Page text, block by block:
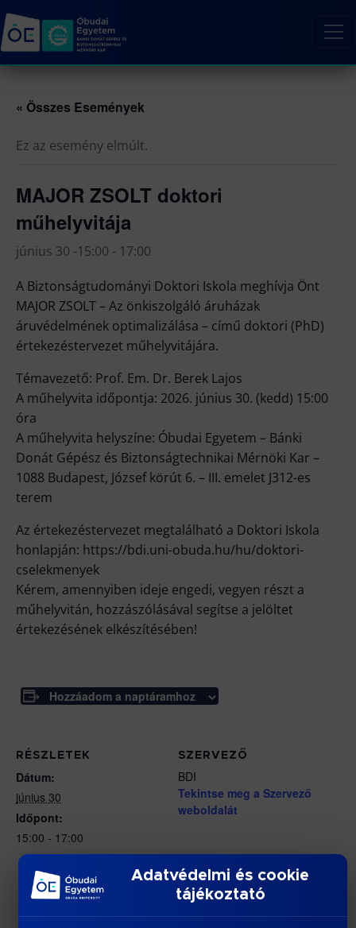
« Összes Események
Ez az esemény elmúlt.
MAJOR ZSOLT doktori
műhelyvitája
június 30 -15:00 - 17:00
A Biztonságtudományi Doktori Iskola meghívja Önt
MAJOR ZSOLT – Az önkiszolgáló áruházak
áruvédelmének optimalizálása – című doktori (PhD)
értekezéstervezet műhelyvitájára.
Témavezető: Prof. Em. Dr. Berek Lajos
A műhelyvita időpontja: 2026. június 30. (kedd) 15:00
óra
A műhelyvita helyszíne: Óbudai Egyetem – Bánki
Donát Gépész és Biztonságtechnikai Mérnöki Kar –
1088 Budapest, József körút 6. – III. emelet J312-es
terem
Az értekezéstervezet megtalálható a Doktori Iskola
honlapján: https://bdi.uni-obuda.hu/hu/doktori-
cselekmenyek
Kérem, amennyiben ideje engedi, vegyen részt a
műhelyvitán, hozzászólásával segítse a jelöltet
értekezésének elkészítésében!
Hozzáadom a naptáramhoz
RÉSZLETEK
Dátum:
június 30
Időpont:
15:00 - 17:00
SZERVEZŐ
BDI
Tekintse meg a Szervező
weboldalát
Adatvédelmi és cookie
tájékoztató